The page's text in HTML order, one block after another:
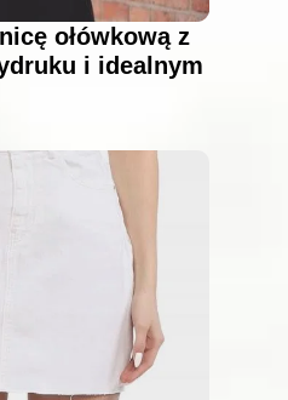
ołówkową z
i idealnym